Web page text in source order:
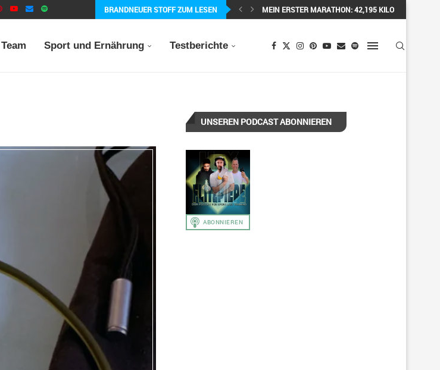
BRANDNEUER STOFF ZUM LESEN MEIN ERSTER MARATHON: 42,195 KILOMETER PURE
Team Sport und Ernährung Testberichte
UNSEREN PODCAST ABONNIEREN